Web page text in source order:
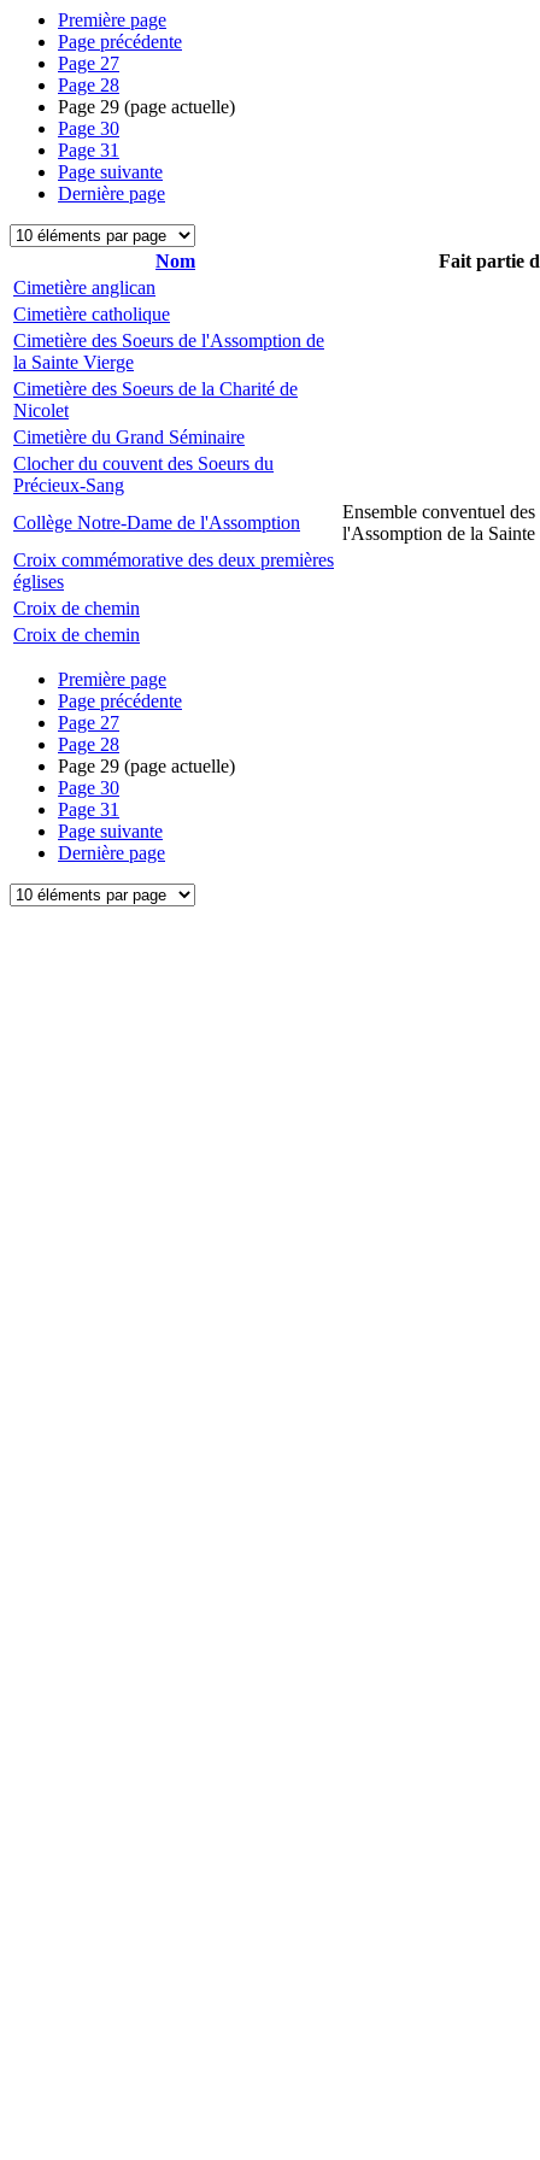
Première page
Page précédente
Page 27
Page 28
Page 29 (page actuelle)
Page 30
Page 31
Page suivante
Dernière page
Nom
Fait partie
Cimetière anglican
Cimetière catholique
Cimetière des Soeurs de l'Assomption de
la Sainte Vierge
Cimetière des Soeurs de la Charité de
Nicolet
Cimetière du Grand Séminaire
Clocher du couvent des Soeurs du
Précieux-Sang
Collège Notre-Dame de l'Assomption
Ensemble conventuel des
l'Assomption de la
Croix commémorative des deux premières
églises
Croix de chemin
Croix de chemin
Première page
Page précédente
Page 27
Page 28
Page 29 (page actuelle)
Page 30
Page 31
Page suivante
Dernière page